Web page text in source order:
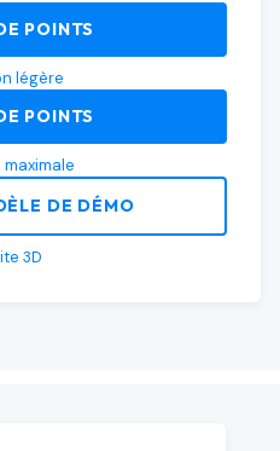
POINTS
légère
POINTS
DE DÉMO
3D